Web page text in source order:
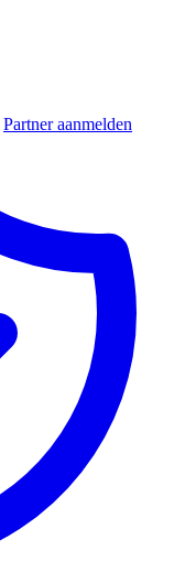
Partner aanmelden